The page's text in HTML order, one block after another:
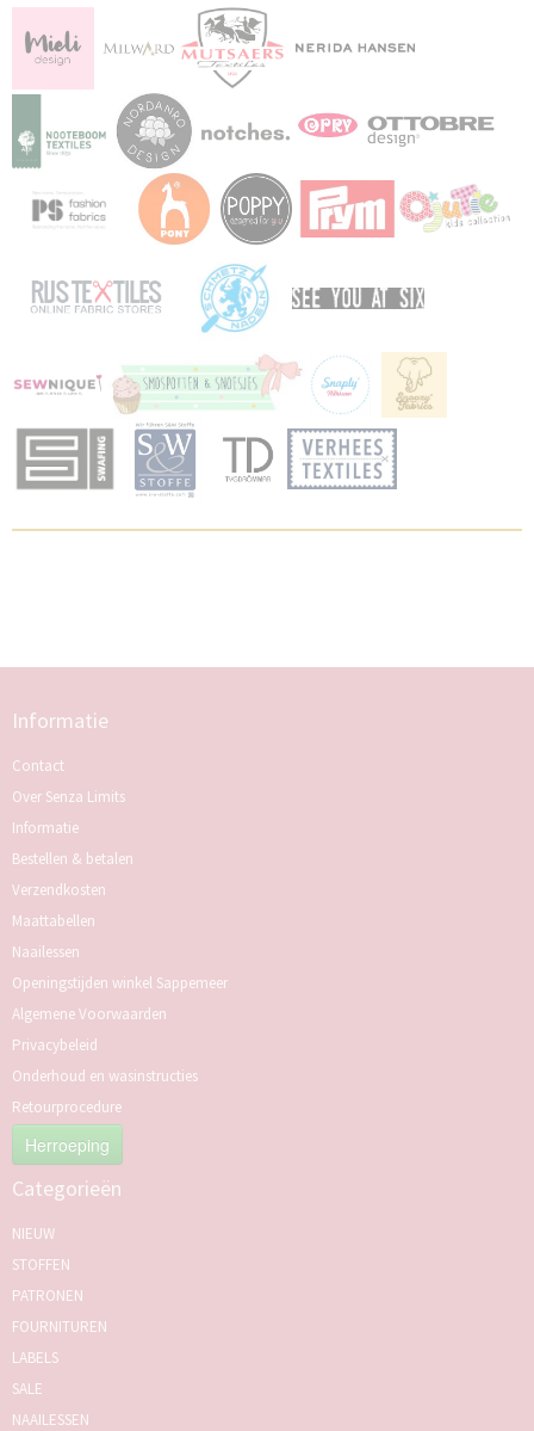
Informatie
Contact
Over Senza Limits
Informatie
Bestellen & betalen
Verzendkosten
Maattabellen
Naailessen
Openingstijden winkel Sappemeer
Algemene Voorwaarden
Privacybeleid
Onderhoud en wasinstructies
Retourprocedure
Herroeping
Categorieën
NIEUW
STOFFEN
PATRONEN
FOURNITUREN
LABELS
SALE
NAAILESSEN